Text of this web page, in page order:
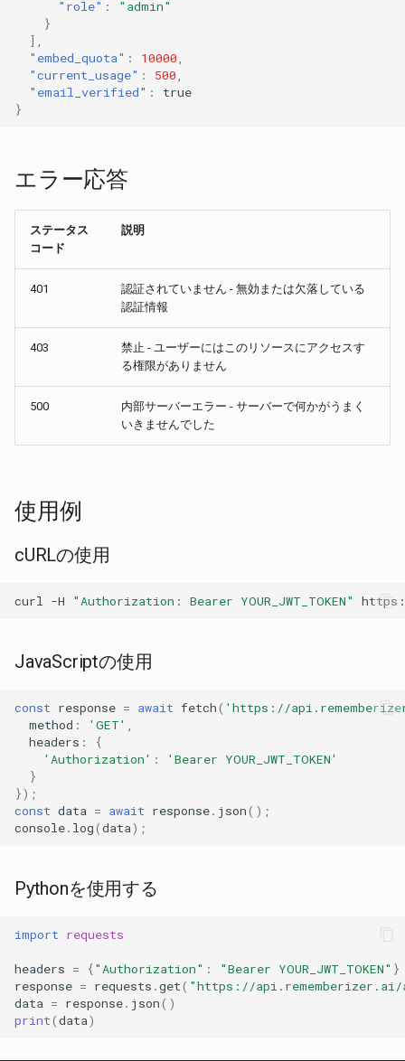
"role" :
"admin"
}
],
"embed_quota" : 10000
"current_usage" : 500
"email_verified" :
true
}
エラー応答
ステータス
コード
説明
401
認証されていません - 無効または欠落している
認証情報
403
禁止 - ユーザーにはこのリソースにアクセスす
る権限がありません
500
内部サーバーエラー - サーバーで何かがうまく
いきませんでした
使用例
cURLの使用
curl -H "Authorization: Bearer YOUR_JWT_TOKEN"
JavaScriptの使用
const response = await fetch( 'https://
method : 'GET'
headers :
{
'Authorization' :
'Bearer YOUR_JWT_TOKEN'
}
});
const data = await response. json();
console. log(data);
Pythonを使用する
import requests
headers = {"Authorization" : "Bearer YOUR_JWT_TOKEN" }
response = requests .get( "https://
data = response. json()
print(data)